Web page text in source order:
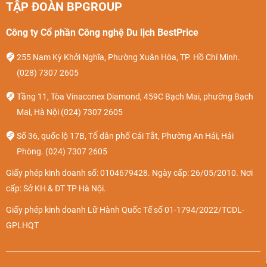
Sân bay quốc tế Vinh (Nghệ An)
- Thời gian di chuyển:Khoảng 15 - 20 phút
- Các phương tiện phổ biến:
nhanh, mang theo nhiều hành lý. Có thể bắt taxi ở khu
xuyên. Giá đi taxi khoảng 90.000 - 150.000đ.
TẬP ĐOÀN BPGROUP
Công ty Cổ phần Công nghệ Du lịch BestPrice
255 Nam Kỳ Khởi Nghĩa, Phường Xuân Hòa, TP. Hồ Chí Minh.
(028) 7307 2605
Tầng 11, Tòa Vinaconex Diamond, 459C Bạch Mai, phường Bạch
Mai, Hà Nội (024) 7307 2605
Số 36, quốc lộ 17B, Tổ dân phố Cái Tắt, Phường An Hải, Hải
Phòng. (024) 7307 2605
Giấy phép kinh doanh số: 0104679428. Ngày cấp: 26/05/2010. Nơi
cấp: Sở KH & ĐT TP Hà Nội.
Giấy phép kinh doanh Lữ Hành Quốc Tế số 01-1794/2022/TCDL-
GPLHQT